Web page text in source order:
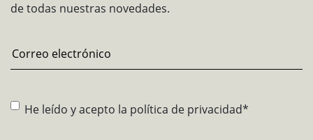
de todas nuestras novedades.
Email*
Consentimiento*
He leído y acepto la política de privacidad*